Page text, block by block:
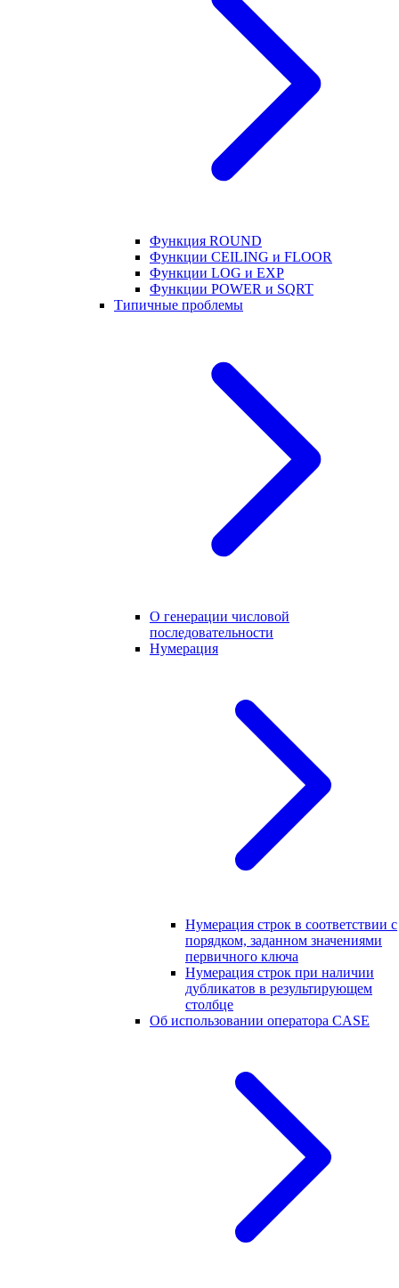
Функция ROUND
Функции CEILING и FLOOR
Функции LOG и EXP
Функции POWER и SQRT
Типичные проблемы
О генерации числовой
последовательности
Нумерация
Нумерация строк в соответствии с
порядком, заданном значениями
первичного ключа
Нумерация строк при наличии
дубликатов в результирующем
столбце
Об использовании оператора CASE